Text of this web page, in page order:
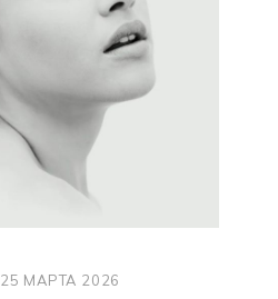
25 МАРТА 2026